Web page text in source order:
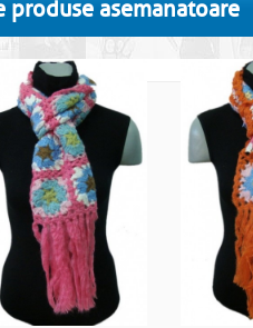
produse asemanatoare